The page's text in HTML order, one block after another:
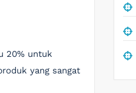
20% untuk
yang sangat